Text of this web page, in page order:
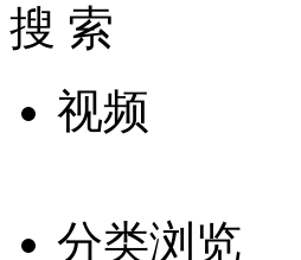
搜 索
视频
分类浏览